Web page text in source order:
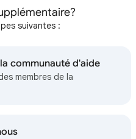
suivantes :
communauté d'aide
membres de la